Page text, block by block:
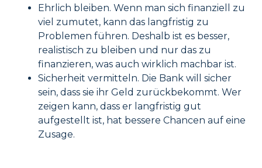
Ehrlich bleiben. Wenn man sich finanziell zu
viel zumutet, kann das langfristig zu
Problemen führen. Deshalb ist es besser,
realistisch zu bleiben und nur das zu
finanzieren, was auch wirklich machbar ist.
Sicherheit vermitteln. Die Bank will sicher
sein, dass sie ihr Geld zurückbekommt. Wer
zeigen kann, dass er langfristig gut
aufgestellt ist, hat bessere Chancen auf eine
Zusage.